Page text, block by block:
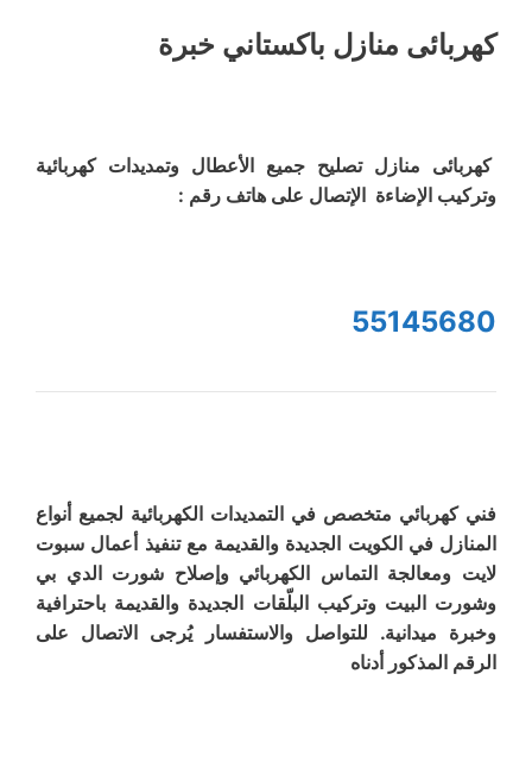
كهربائى منازل باكستاني خبرة
كهربائى منازل تصليح جميع الأعطال وتمديدات كهربائية
وتركيب الإضاءة الإتصال على هاتف رقم :
55145680
فني كهربائي متخصص في التمديدات الكهربائية لجميع أنواع
المنازل في الكويت الجديدة والقديمة مع تنفيذ أعمال سبوت
لايت ومعالجة التماس الكهربائي وإصلاح شورت الدي بي
وشورت البيت وتركيب البلّقات الجديدة والقديمة باحترافية
وخبرة ميدانية. للتواصل والاستفسار يُرجى الاتصال على
الرقم المذكور أدناه